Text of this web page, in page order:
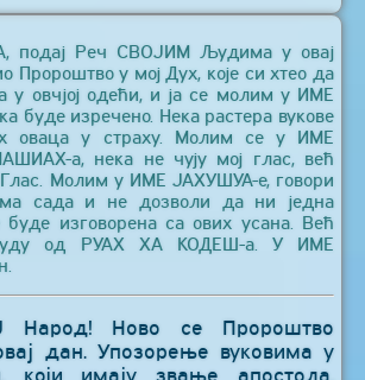
подај Реч СВОЈИМ Људима у овај
Пророштво у мој Дух, које си хтео да
у овчјој одећи, и ја се молим у ИМЕ
буде изречено. Нека растера вукове
оваца у страху. Молим се у ИМЕ
а, нека не чују мој глас, већ
Молим у ИМЕ ЈАХУШУА-е, говори
сада и не дозволи да ни једна
изговорена са ових усана. Већ
од РУАХ ХА КОДЕШ-а. У ИМЕ
Народ! Ново се Пророштво
дан. Упозорење вуковима у